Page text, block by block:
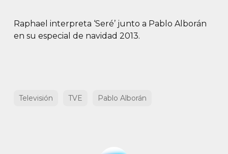
Raphael interpreta ‘Seré’ junto a Pablo Alborán
en su especial de navidad 2013.
Televisión TVE Pablo Alborán